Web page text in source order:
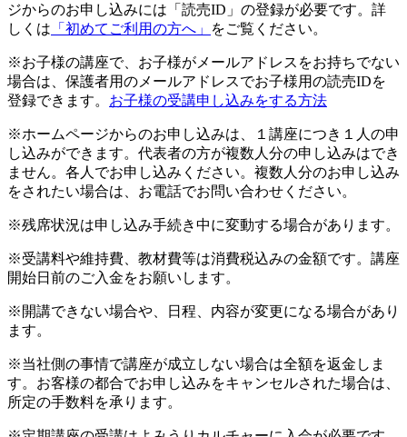
ジからのお申し込みには「読売ID」の登録が必要です。詳
しくは 「初めてご利用の方へ」 をご覧ください。
※お子様の講座で、お子様がメールアドレスをお持ちでない
場合は、保護者用のメールアドレスでお子様用の読売IDを
登録できます。 お子様の受講申し込みをする方法
※ホームページからのお申し込みは、１講座につき１人の申
し込みができます。代表者の方が複数人分の申し込みはでき
ません。各人でお申し込みください。複数人分のお申し込み
をされたい場合は、お電話でお問い合わせください。
※残席状況は申し込み手続き中に変動する場合があります。
※受講料や維持費、教材費等は消費税込みの金額です。講座
開始日前のご入金をお願いします。
※開講できない場合や、日程、内容が変更になる場合があり
ます。
※当社側の事情で講座が成立しない場合は全額を返金しま
す。お客様の都合でお申し込みをキャンセルされた場合は、
所定の手数料を承ります。